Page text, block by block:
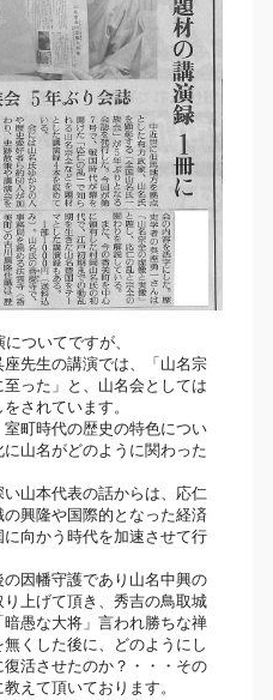
ついてですが、
先生の講演では、「山名宗
った」と、山名会としては
されています。
町時代の歴史の特色につい
山名がどのように関わった
山本代表の話からは、応仁
興隆や国際的となった経済
向かう時代を加速させて行
因幡守護であり山名中興の
上げて頂き、秀吉の鳥取城
愚な大将」言われ勝ちな禅
くした後に、どのようにし
活させたのか？・・・その
えて頂いております。